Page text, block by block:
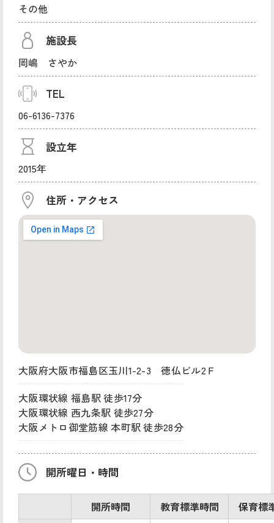
その他
施設長
岡嶋 さやか
TEL
06-6136-7376
設立年
2015年
住所・アクセス
大阪府大阪市福島区玉川1-2-3 徳仏ビル2Ｆ
大阪環状線 福島駅 徒歩17分
大阪環状線 西九条駅 徒歩27分
大阪メトロ御堂筋線 本町駅 徒歩28分
開所曜日・時間
開所時間 教育標準時間
保育標